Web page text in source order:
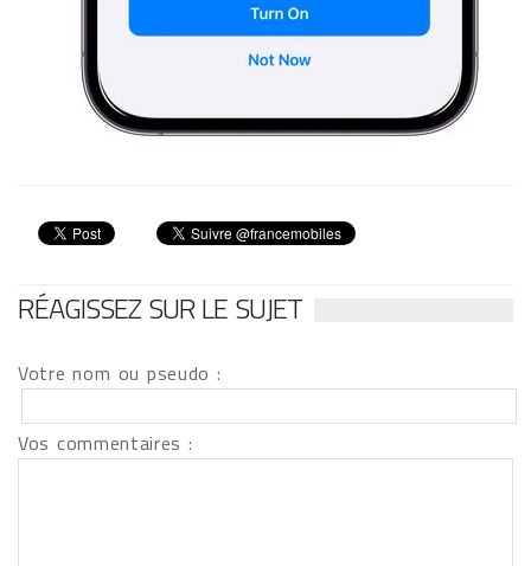
RÉAGISSEZ SUR LE SUJET
Votre nom ou pseudo :
Vos commentaires :